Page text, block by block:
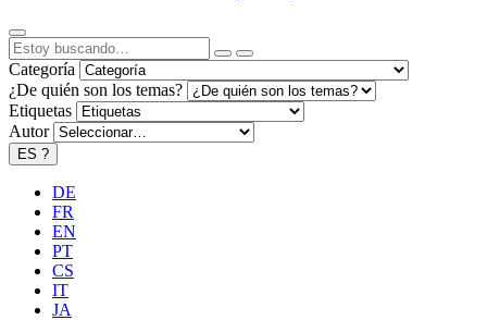
Categoría
¿De quién son los temas?
Etiquetas
Autor
ES ?
DE
FR
EN
PT
CS
IT
JA